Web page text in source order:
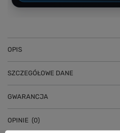
OPIS
SZCZEGÓŁOWE DANE
GWARANCJA
OPINIE (0)